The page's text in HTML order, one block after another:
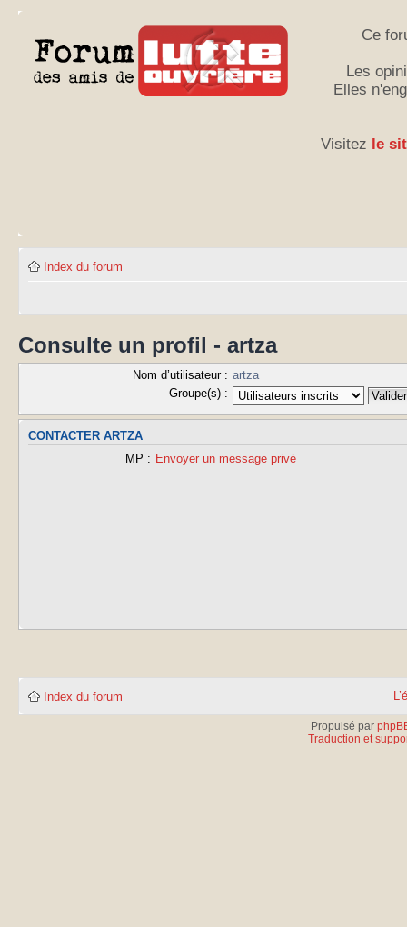
Ce
Les
Elles
Visitez le
Index du forum
Consulte un profil - artza
Nom d’utilisateur : artza
Groupe(s) :
CONTACTER ARTZA
MP : Envoyer un message privé
Index du forum
Propulsé par
Traduction et